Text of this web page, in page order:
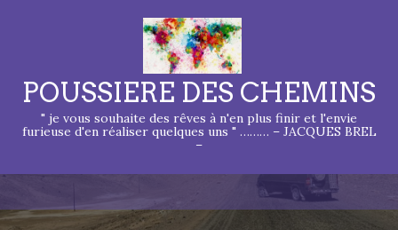
POUSSIERE DES CHEMINS
" je vous souhaite des rêves à n'en plus finir et l'envie
furieuse d'en réaliser quelques uns " ……… – JACQUES BREL
–